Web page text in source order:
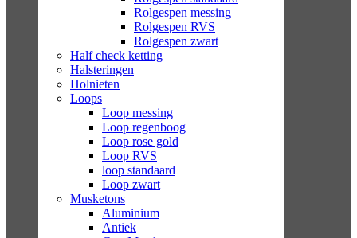
Rolgespen messing
Rolgespen RVS
Rolgespen zwart
Half check ketting
Halsteringen
Holnieten
Loops
Loop messing
Loop regenboog
Loop rose gold
Loop RVS
loop standaard
Loop zwart
Musketons
Aluminium
Antiek